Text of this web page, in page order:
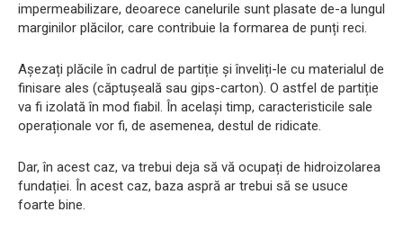
impermeabilizare, deoarece canelurile sunt plasate de-a lungul
marginilor plăcilor, care contribuie la formarea de punți reci.
Așezați plăcile în cadrul de partiție și înveliți-le cu materialul de
finisare ales (căptușeală sau gips-carton). O astfel de partiție
va fi izolată în mod fiabil. În același timp, caracteristicile sale
operaționale vor fi, de asemenea, destul de ridicate.
Dar, în acest caz, va trebui deja să vă ocupați de hidroizolarea
fundației. În acest caz, baza aspră ar trebui să se usuce
foarte bine.